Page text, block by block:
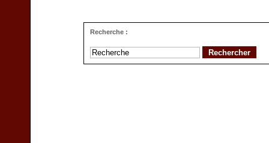
Recherche :